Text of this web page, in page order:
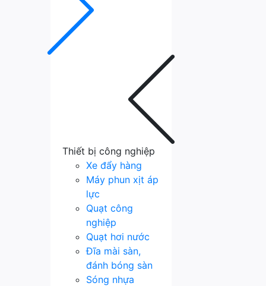
Thiết bị công nghiệp
Xe đẩy hàng
Máy phun xịt áp
lực
Quạt công
nghiệp
Quạt hơi nước
Đĩa mài sàn,
đánh bóng sàn
Sóng nhựa